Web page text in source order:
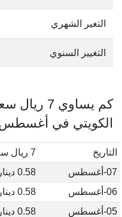
التغير الشهري
التغيير السنوي
كم يساوي 7
الكويتي في أغسطس,
التاريخ
7 ريال سعودي إلى دينار كويتي
07-أغسطس
0.58 دينار كويتي
06-أغسطس
0.58 دينار كويتي
05-أغسطس
0.58 دينار كويتي